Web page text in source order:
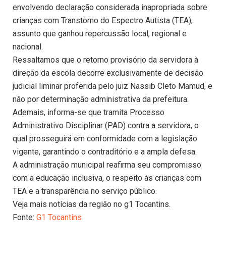
envolvendo declaração considerada inapropriada sobre
crianças com Transtorno do Espectro Autista (TEA),
assunto que ganhou repercussão local, regional e
nacional.
Ressaltamos que o retorno provisório da servidora à
direção da escola decorre exclusivamente de decisão
judicial liminar proferida pelo juiz Nassib Cleto Mamud, e
não por determinação administrativa da prefeitura.
Ademais, informa-se que tramita Processo
Administrativo Disciplinar (PAD) contra a servidora, o
qual prosseguirá em conformidade com a legislação
vigente, garantindo o contraditório e a ampla defesa.
A administração municipal reafirma seu compromisso
com a educação inclusiva, o respeito às crianças com
TEA e a transparência no serviço público.
Veja mais notícias da região no g1 Tocantins.
Fonte: G1 Tocantins